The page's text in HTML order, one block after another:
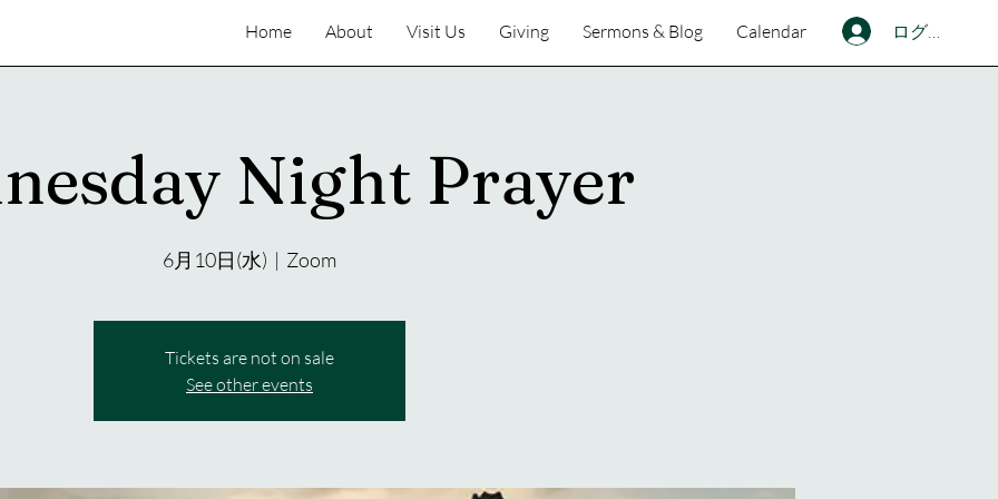
Home About Visit Us Giving Sermons & Blog Calendar ログイン
Night Prayer
6月10日(水)
  |
Zoom
Tickets are not on sale
See other events